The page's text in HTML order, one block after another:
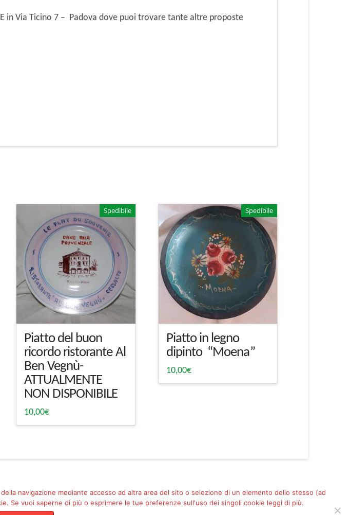
in Via Ticino 7 – Padova dove puoi trovare tante altre proposte
Spedibile
Piatto del buon
ricordo ristorante Al
Ben Vegnù-
ATTUALMENTE
NON DISPONIBILE
10,00€
Spedibile
Piatto in legno
dipinto “Moena”
10,00€
Pinterest
navigazione mediante accesso ad altra area del sito o selezione di un elemento dello stesso (ad
Se vuoi saperne di più o esprimere le tue preferenze sull'uso dei singoli cookie leggi di più.